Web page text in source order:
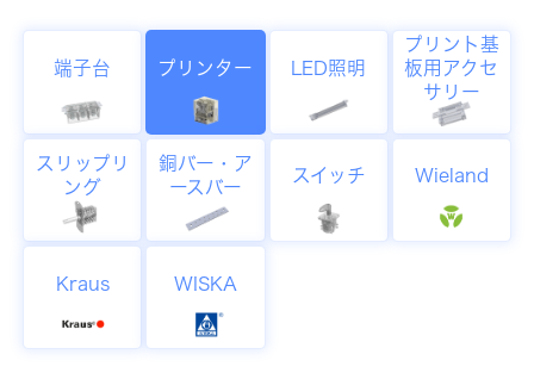
端子台 プリンター LED照明
プリント基
板用アクセ
サリー
スリップリ
ング
銅バー・ア
ースバー
スイッチ Wieland
Kraus WISKA